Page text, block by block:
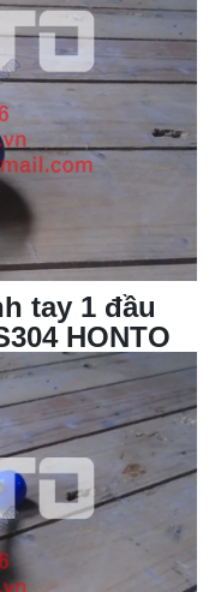
tay 1 đầu
HONTO